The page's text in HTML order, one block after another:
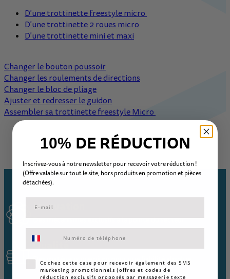
D'une trottinette freestyle micro
D'une trottinette 2 roues micro
D'une trottinette mini et maxi
Changer le bouton poussoir
Changer les roulements de directions
Changer le bloc de pliage
Ajuster et redresser le guidon
Assembler sa trottinette freestyle Micro
Innovation
Des mécanismes exclusifs à la pointe du secteur
Qualité
Des matériaux premium pour une fiabilité absolue
10% DE RÉDUCTION
Inscrivez-vous à notre newsletter pour recevoir votre réduction !
(Offre valable sur tout le site, horsproduits en promotion et pièces
détachées).
Consentement SMS marketing
Cochez cette case pour recevoir également des SMS
marketing promotionnels (offres et codes de
réduction exclusifs proposés par messagerie texte